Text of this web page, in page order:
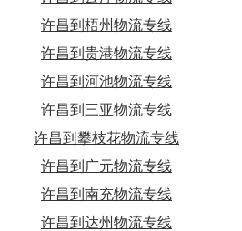
许昌到梧州物流专线
许昌到贵港物流专线
许昌到河池物流专线
许昌到三亚物流专线
许昌到攀枝花物流专线
许昌到广元物流专线
许昌到南充物流专线
许昌到达州物流专线